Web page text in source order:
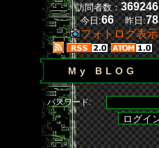
訪問者数：369246
今日:66 昨日:78
フォトログ表示
My BLOG
パスワード: